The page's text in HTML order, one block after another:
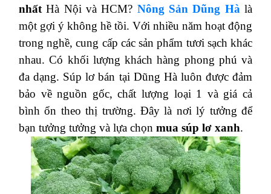
nhấtHà Nội và HCM? Nông Sản Dũng Hàlà
một gợi ý không hề tồi. Với nhiều năm hoạt động
trong nghề, cung cấp các sản phẩm tươi sạch khác
nhau. Có khối lượng khách hàng phong phú và
đa dạng. Súp lơ bán tại Dũng Hà luôn được đảm
bảo về nguồn gốc, chất lượng loại 1 và giá cả
bình ổn theo thị trường. Đây là nơi lý tưởng để
bạn tưởng tưởng và lựa chọn mua súp lơ xanh.